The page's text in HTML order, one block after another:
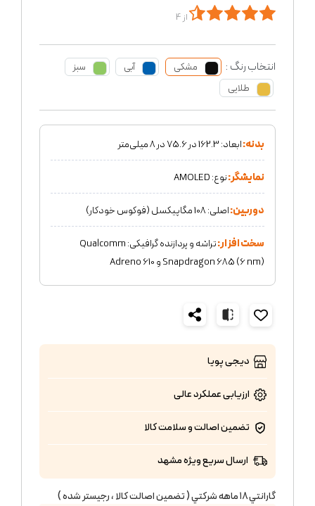
از 4
انتخاب رنگ : مشکی آبی
سبز
طلایی
بدنه:ابعاد: 162.3 در 75.6 در 8 میلی‌متر
نمایشگر:نوع: AMOLED
دوربین:اصلی: 108 مگاپیکسل (فوکوس خودکار)
سخت افزار:
تراشه و پردازنده گرافیکی: Qualcomm
Snapdragon 685 (6 nm) و Adreno 610
دیجی پویا
ارزیابی عملکردعالی
تضمین اصالت و سلامت کالا
ارسال سریع ویژه مشهد
گارانتي ١٨ ماهه شركتي ( تضمين اصالت كالا ، رجيستر شده )